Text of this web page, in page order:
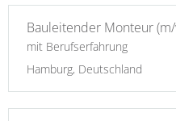
Bauleitender Monteur
mit Berufserfahrung
Hamburg, Deutschland